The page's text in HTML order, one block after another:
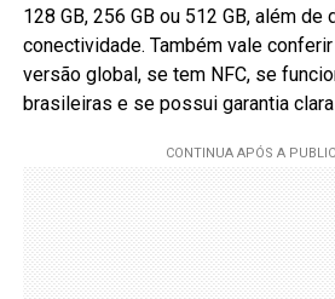
128 GB, 256 GB ou 512 GB, além
conectividade. Também vale
versão global, se tem NFC, se
brasileiras e se possui garantia clara